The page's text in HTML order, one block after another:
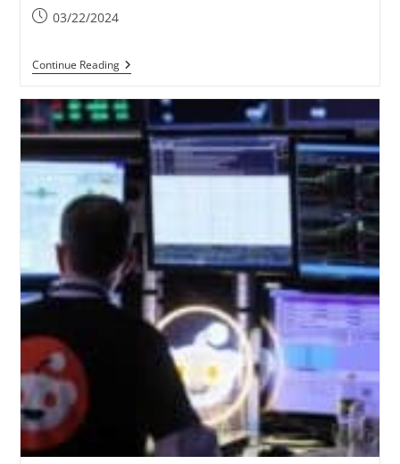
03/22/2024
Continue Reading